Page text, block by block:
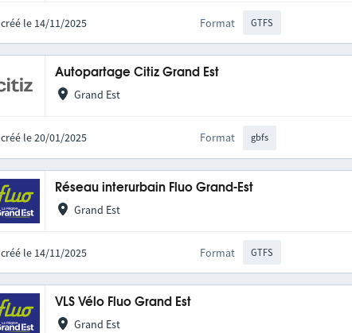
créé le 14/11/2025 Format GTFS
Autopartage Citiz Grand Est
Grand Est
créé le 20/01/2025 Format gbfs
Réseau interurbain Fluo Grand-Est
Grand Est
créé le 14/11/2025 Format GTFS
VLS Vélo Fluo Grand Est
Grand Est